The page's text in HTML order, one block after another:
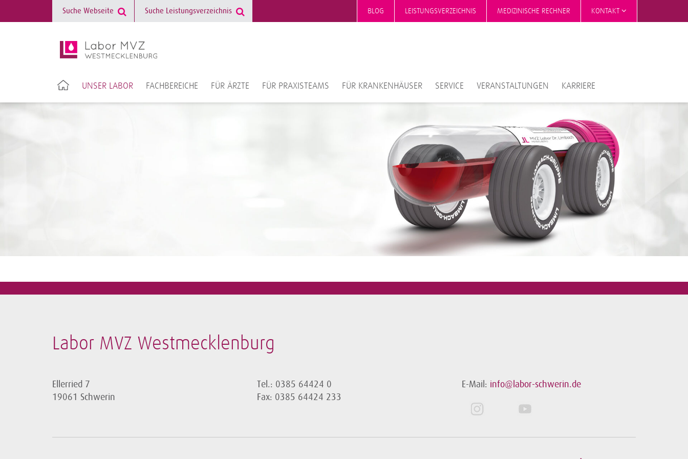
BLOG LEISTUNGSVERZEICHNIS MEDIZINISCHE RECHNER KONTAKT
UNSER LABOR FACHBEREICHE FÜR ÄRZTE FÜR PRAXISTEAMS FÜR KRANKENHÄUSER SERVICE VERANSTALTUNGEN KARRIERE
Labor MVZ Westmecklenburg
Ellerried 7
19061 Schwerin
Tel.: 0385 64424 0
Fax: 0385 64424 233
E-Mail: info@labor-schwerin.de